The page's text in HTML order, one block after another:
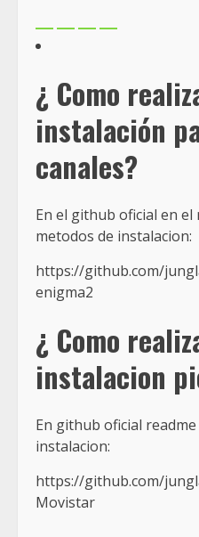
¿ Como
instalación
canales?
En el github oficial en el
metodos de instalacion:
https://github.com/
enigma2
¿ Como
instalacion
En github oficial
instalacion:
https://github.com/
Movistar